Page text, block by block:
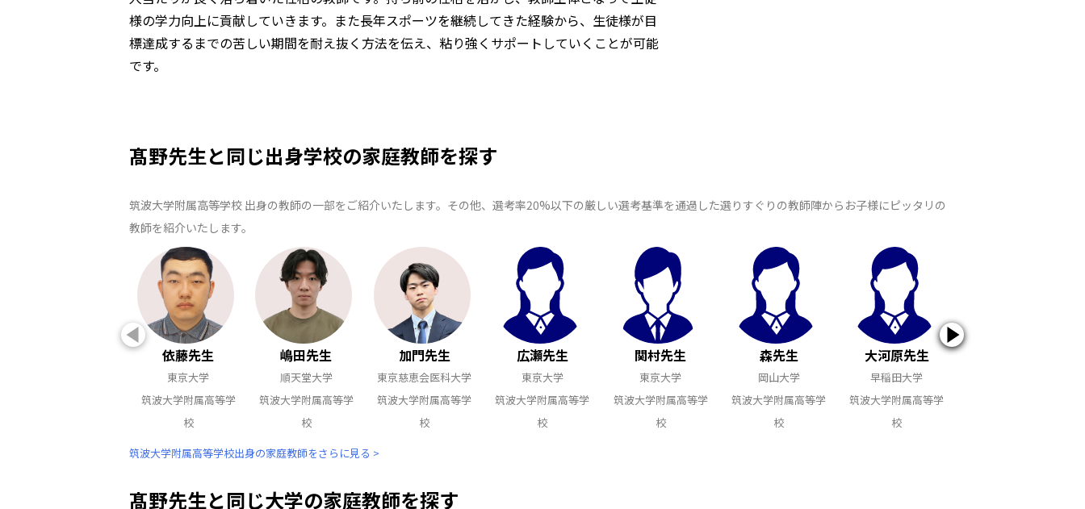
様の学力向上に貢献していきます。また長年スポーツを継続してきた経験から、生徒様が目
標達成するまでの苦しい期間を耐え抜く方法を伝え、粘り強くサポートしていくことが可能
です。
髙野先生と同じ出身学校の家庭教師を探す
筑波大学附属高等学校 出身の教師の一部をご紹介いたします。その他、選考率20%以下の厳しい選考基準を通過した選りすぐりの教師陣からお子様にピッタリの
教師を紹介いたします。
依藤先生
東京大学
筑波大学附属高等学
校
嶋田先生
順天堂大学
筑波大学附属高等学
校
加門先生
東京慈恵会医科大学
筑波大学附属高等学
校
広瀬先生
東京大学
筑波大学附属高等学
校
関村先生
東京大学
筑波大学附属高等学
校
森先生
岡山大学
筑波大学附属高等学
校
大河原先生
早稲田大学
筑波大学附属高等学
校
筑波大学附属高等学校出身の家庭教師をさらに見る >
髙野先生と同じ大学の家庭教師を探す